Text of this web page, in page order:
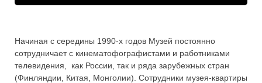
Начиная с середины 1990-х годов Музей постоянно
сотрудничает с кинематофографистами и работниками
телевидения, как России, так и ряда зарубежных стран
(Финляндии, Китая, Монголии). Сотрудники музея-квартиры